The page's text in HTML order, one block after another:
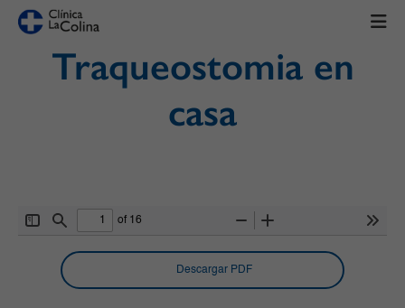
Traqueostomia en
casa
ToggleFind
of 16
Zoom
Descargar PDF